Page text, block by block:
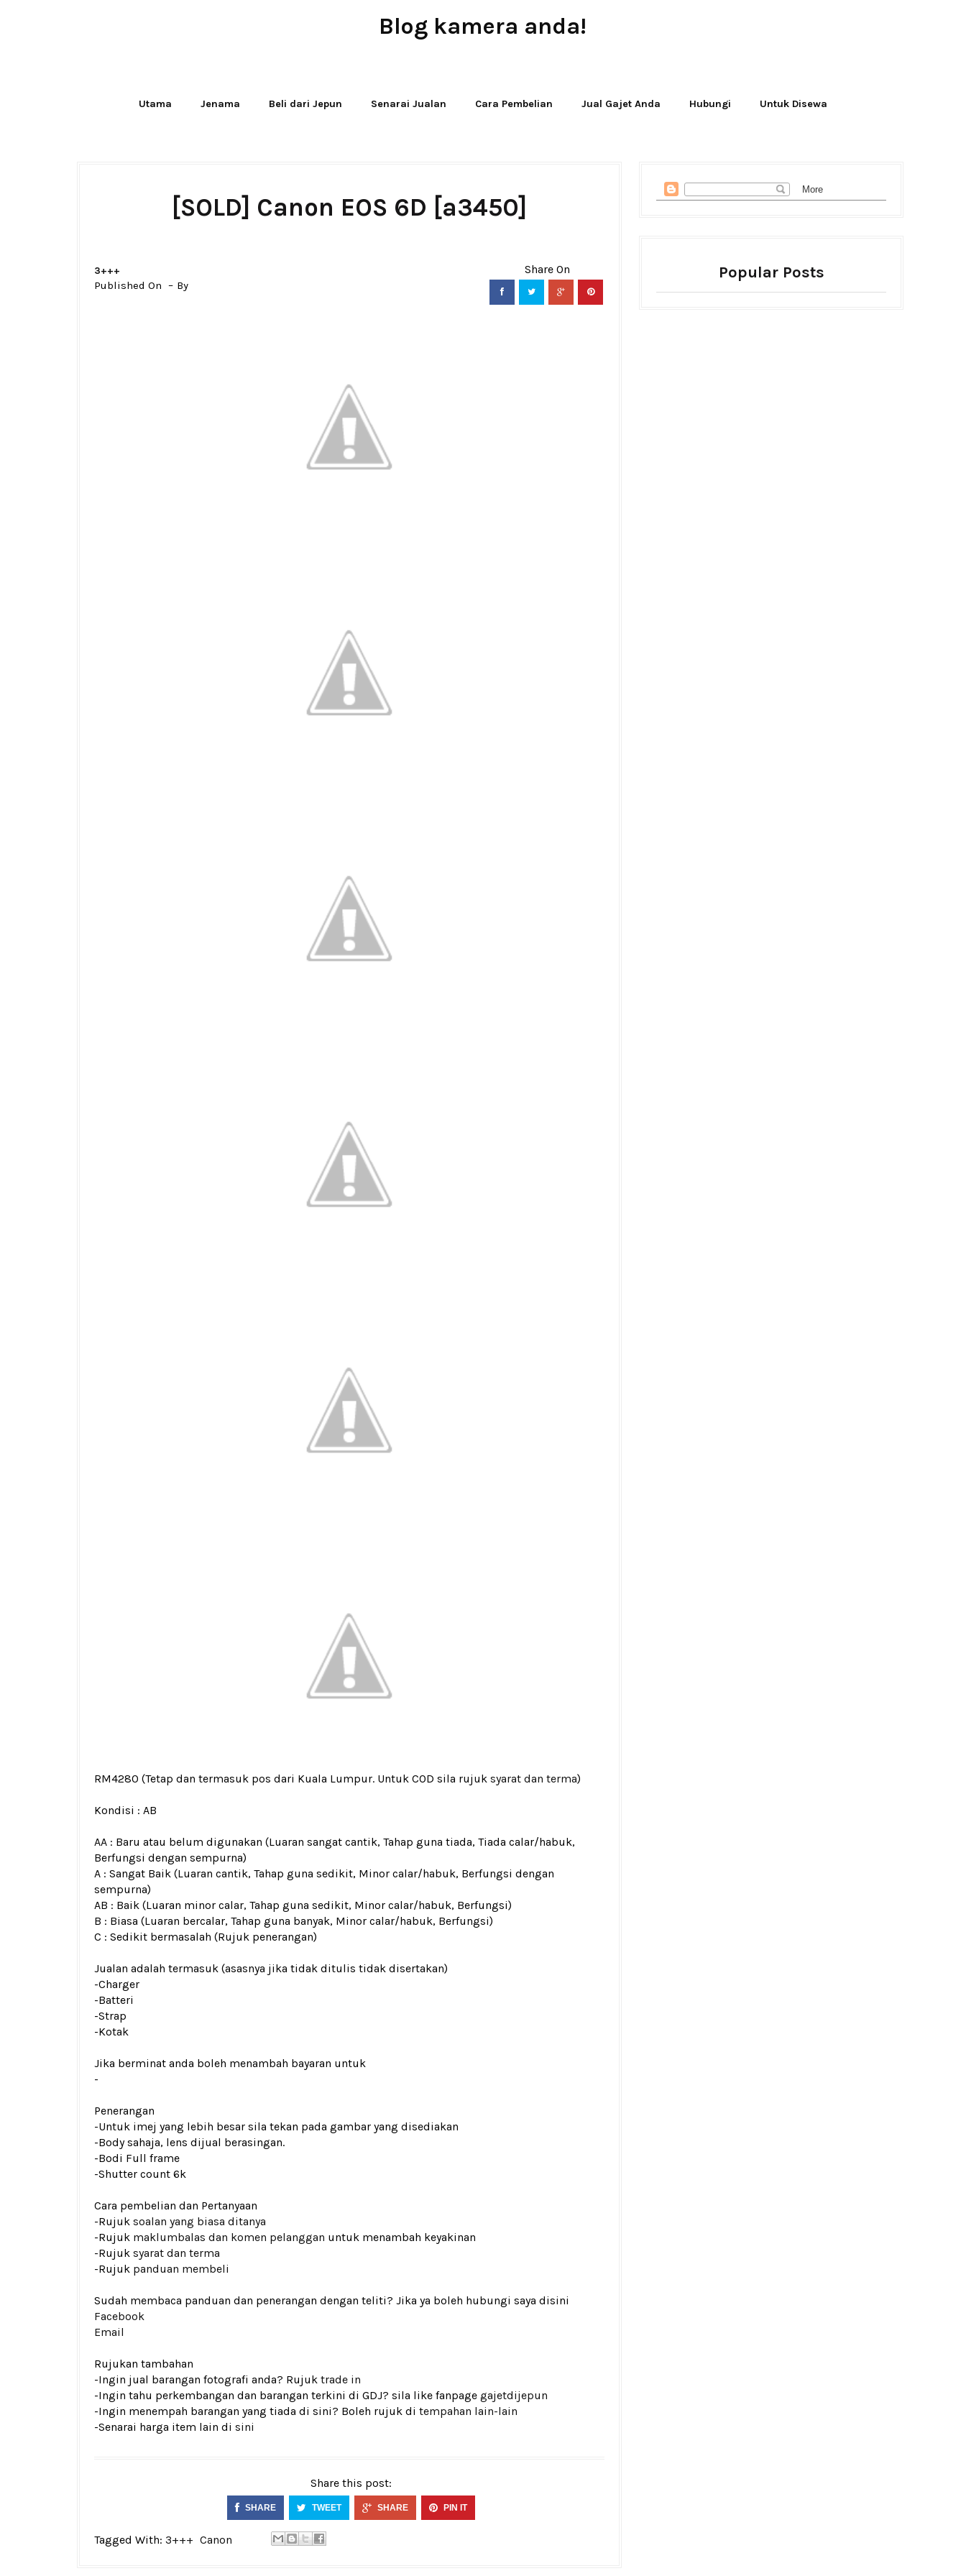
Blog kamera anda!
Utama Jenama Beli dari Jepun Senarai Jualan Cara Pembelian Jual Gajet Anda Hubungi Untuk Disewa
[SOLD] Canon EOS 6D [a3450]
3+++
Published On By
RM4280 (Tetap dan termasuk pos dari Kuala Lumpur. Untuk COD sila rujuk syarat dan terma)
Kondisi : AB
AA : Baru atau belum digunakan (Luaran sangat cantik, Tahap guna tiada, Tiada calar/habuk,
Berfungsi dengan sempurna)
A : Sangat Baik (Luaran cantik, Tahap guna sedikit, Minor calar/habuk, Berfungsi dengan
sempurna)
AB : Baik (Luaran minor calar, Tahap guna sedikit, Minor calar/habuk, Berfungsi)
B : Biasa (Luaran bercalar, Tahap guna banyak, Minor calar/habuk, Berfungsi)
C : Sedikit bermasalah (Rujuk penerangan)
Jualan adalah termasuk (asasnya jika tidak ditulis tidak disertakan)
-Charger
-Batteri
-Strap
-Kotak
Jika berminat anda boleh menambah bayaran untuk
-
Penerangan
-Untuk imej yang lebih besar sila tekan pada gambar yang disediakan
-Body sahaja, lens dijual berasingan.
-Bodi Full frame
-Shutter count 6k
Cara pembelian dan Pertanyaan
-Rujuk soalan yang biasa ditanya
-Rujuk maklumbalas dan komen pelanggan untuk menambah keyakinan
-Rujuk syarat dan terma
-Rujuk panduan membeli
Sudah membaca panduan dan penerangan dengan teliti? Jika ya boleh hubungi saya disini
Facebook
Email
Rujukan tambahan
-Ingin jual barangan fotografi anda? Rujuk trade in
-Ingin tahu perkembangan dan barangan terkini di GDJ? sila like fanpage gajetdijepun
-Ingin menempah barangan yang tiada di sini? Boleh rujuk di tempahan lain-lain
-Senarai harga item lain di sini
Share this post:
SHARE TWEET SHARE PIN IT
Tagged With: 3+++ Canon
Popular Posts